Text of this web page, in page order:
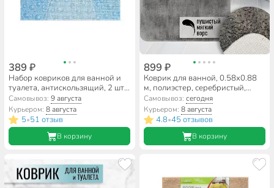
389 ₽
Набор ковриков для ванной и
туалета, антискользящий, 2 шт,
0.5х0.52, 0.52х0.85 м,
вспененный ПВХ, в
ассортименте, Вилина, 6833
Самовывоз:9 августа
Курьером:8 августа
5•51 отзыв
В корзину
899 ₽
Коврик для ванной, 0.58х0.88
м, полиэстер, серебристый,
Лама, Y3-783
Самовывоз: сегодня
Курьером: 8 августа
4.8•45 отзывов
В корзину